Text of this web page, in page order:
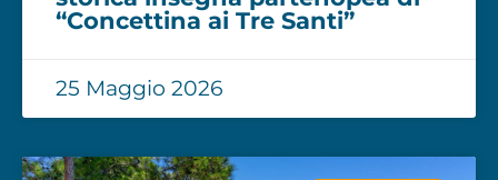
“Concettina ai Tre Santi”
25 Maggio 2026